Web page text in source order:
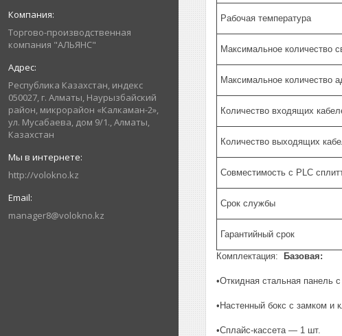
Торгово-производственная
компания "АЛЬЯНС"
Республика Казахстан, индекс
050027, г. Алматы, Наурызбайский
район, микрорайон «Калкаман-2»,
ул. Мусабаева, дом 9/1., Алматы,
Казахстан
http://volokno.kz
manager8@volokno.kz
Рабочая температура
Максимальное количество
Максимальное количество
Количество входящих
Количество выходящих
Совместимость с PLC
Срок службы
Гарантийный срок
Комплектация: Базовая:
•Откидная стальная панель
•Настенный бокс с замком и
•Сплайс-кассета — 1 шт.